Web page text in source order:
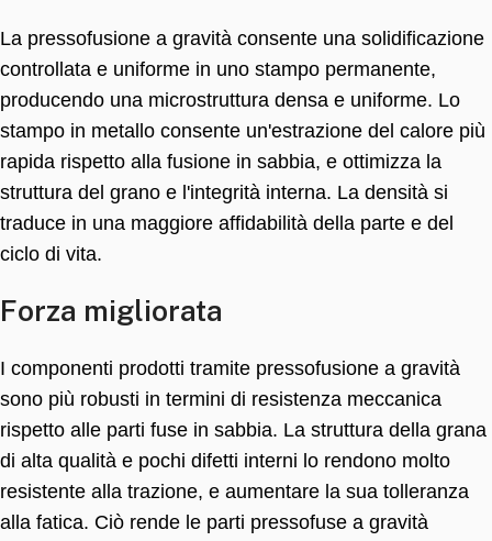
La pressofusione a gravità consente una solidificazione
controllata e uniforme in uno stampo permanente,
producendo una microstruttura densa e uniforme. Lo
stampo in metallo consente un'estrazione del calore più
rapida rispetto alla fusione in sabbia, e ottimizza la
struttura del grano e l'integrità interna. La densità si
traduce in una maggiore affidabilità della parte e del
ciclo di vita.
Forza migliorata
I componenti prodotti tramite pressofusione a gravità
sono più robusti in termini di resistenza meccanica
rispetto alle parti fuse in sabbia. La struttura della grana
di alta qualità e pochi difetti interni lo rendono molto
resistente alla trazione, e aumentare la sua tolleranza
alla fatica. Ciò rende le parti pressofuse a gravità